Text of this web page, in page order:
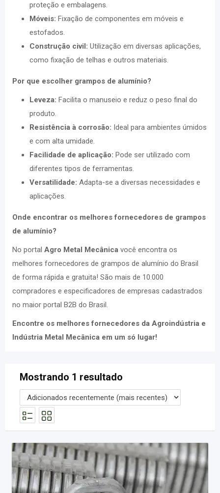
proteção e embalagens.
Móveis: Fixação de componentes em móveis e
estofados.
Construção civil: Utilização em diversas aplicações,
como fixação de telhas e outros materiais.
Por que escolher grampos de alumínio?
Leveza: Facilita o manuseio e reduz o peso final do
produto.
Resistência à corrosão: Ideal para ambientes úmidos
e com alta umidade.
Facilidade de aplicação: Pode ser utilizado com
diferentes tipos de ferramentas.
Versatilidade: Adapta-se a diversas necessidades e
aplicações.
Onde encontrar os melhores fornecedores de grampos
de alumínio?
No portal Agro Metal Mecânica você encontra os
melhores fornecedores de grampos de alumínio do Brasil
de forma rápida e gratuita! São mais de 10.000
compradores e especificadores de empresas cadastrados
no maior portal B2B do Brasil.
Encontre os melhores fornecedores da Agroindústria e
Indústria Metal Mecânica em um só lugar!
Mostrando 1 resultado